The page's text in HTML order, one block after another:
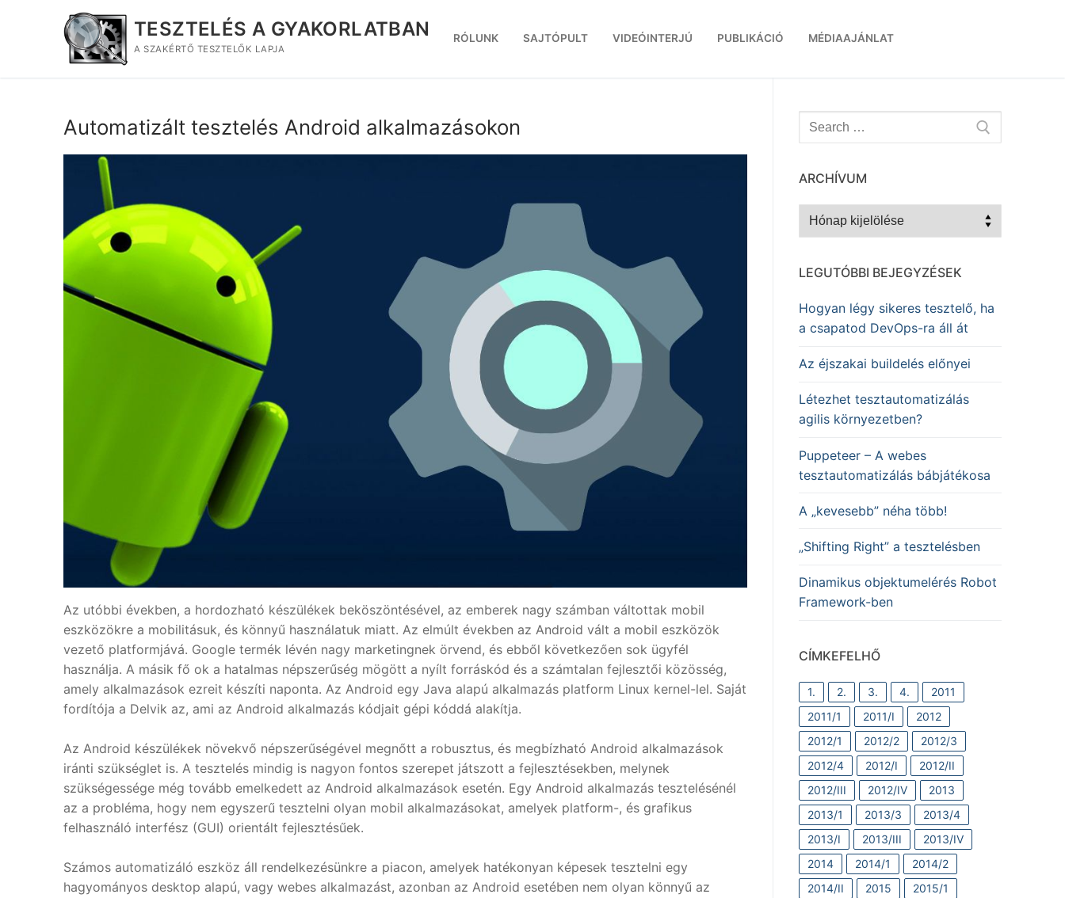
TESZTELÉS A GYAKORLATBAN
A SZAKÉRTŐ TESZTELŐK LAPJA
RÓLUNK SAJTÓPULT VIDEÓINTERJÚ PUBLIKÁCIÓ MÉDIAAJÁNLAT
Automatizált tesztelés Android alkalmazásokon
Az utóbbi években, a hordozható készülékek beköszöntésével, az emberek nagy számban váltottak mobil
eszközökre a mobilitásuk, és könnyű használatuk miatt. Az elmúlt években az Android vált a mobil eszközök
vezető platformjává. Google termék lévén nagy marketingnek örvend, és ebből következően sok ügyfél
használja. A másik fő ok a hatalmas népszerűség mögött a nyílt forráskód és a számtalan fejlesztői közösség,
amely alkalmazások ezreit készíti naponta. Az Android egy Java alapú alkalmazás platform Linux kernel-lel. Saját
fordítója a Delvik az, ami az Android alkalmazás kódjait gépi kóddá alakítja.
Az Android készülékek növekvő népszerűségével megnőtt a robusztus, és megbízható Android alkalmazások
iránti szükséglet is. A tesztelés mindig is nagyon fontos szerepet játszott a fejlesztésekben, melynek
szükségessége még tovább emelkedett az Android alkalmazások esetén. Egy Android alkalmazás tesztelésénél
az a probléma, hogy nem egyszerű tesztelni olyan mobil alkalmazásokat, amelyek platform-, és grafikus
felhasználó interfész (GUI) orientált fejlesztésűek.
Számos automatizáló eszköz áll rendelkezésünkre a piacon, amelyek hatékonyan képesek tesztelni egy
hagyományos desktop alapú, vagy webes alkalmazást, azonban az Android esetében nem olyan könnyű az
Keresése:
ARCHÍVUM
Archívum
LEGUTÓBBI BEJEGYZÉSEK
Hogyan légy sikeres tesztelő, ha
a csapatod DevOps-ra áll át
Az éjszakai buildelés előnyei
Létezhet tesztautomatizálás
agilis környezetben?
Puppeteer – A webes
tesztautomatizálás bábjátékosa
A „kevesebb” néha több!
„Shifting Right” a tesztelésben
Dinamikus objektumelérés Robot
Framework-ben
CÍMKEFELHŐ
1. 2. 3. 4.
2011
2011/1
2011/I
2012
2012/1
2012/2
2012/3
2012/4
2012/I
2012/II
2012/III
2012/IV
2013
2013/1
2013/3
2013/4
2013/I
2013/III
2013/IV
2014
2014/1
2014/2
2014/II
2015
2015/1